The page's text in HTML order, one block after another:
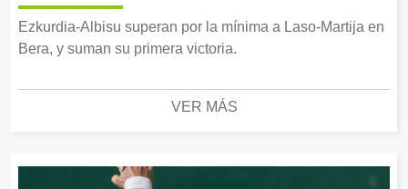
Ezkurdia-Albisu superan por la mínima a Laso-Martija en
Bera, y suman su primera victoria.
VER MÁS